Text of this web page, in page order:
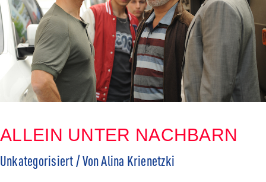
ALLEIN UNTER NACHBARN
Unkategorisiert/ VonAlina Krienetzki